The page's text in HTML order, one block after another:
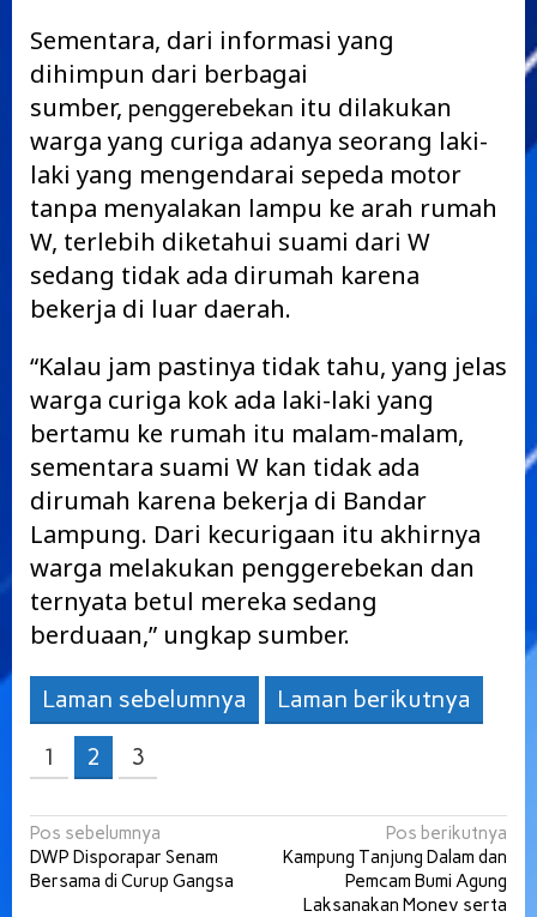
Sementara, dari informasi yang
dihimpun dari berbagai
sumber, penggerebekan itu dilakukan
warga yang curiga adanya seorang laki-
laki yang mengendarai sepeda motor
tanpa menyalakan lampu ke arah rumah
W, terlebih diketahui suami dari W
sedang tidak ada dirumah karena
bekerja di luar daerah.
“Kalau jam pastinya tidak tahu, yang jelas
warga curiga kok ada laki-laki yang
bertamu ke rumah itu malam-malam,
sementara suami W kan tidak ada
dirumah karena bekerja di Bandar
Lampung. Dari kecurigaan itu akhirnya
warga melakukan penggerebekan dan
ternyata betul mereka sedang
berduaan,” ungkap sumber.
Laman sebelumnya
Laman berikutnya
1
2 3
Navigasi
pos
Pos sebelumnya
DWP Disporapar Senam
Bersama di Curup Gangsa
Pos berikutnya
Kampung Tanjung Dalam dan
Pemcam Bumi Agung
Laksanakan Monev serta